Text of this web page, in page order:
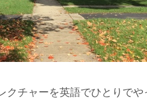
チャーを英語でひとりで